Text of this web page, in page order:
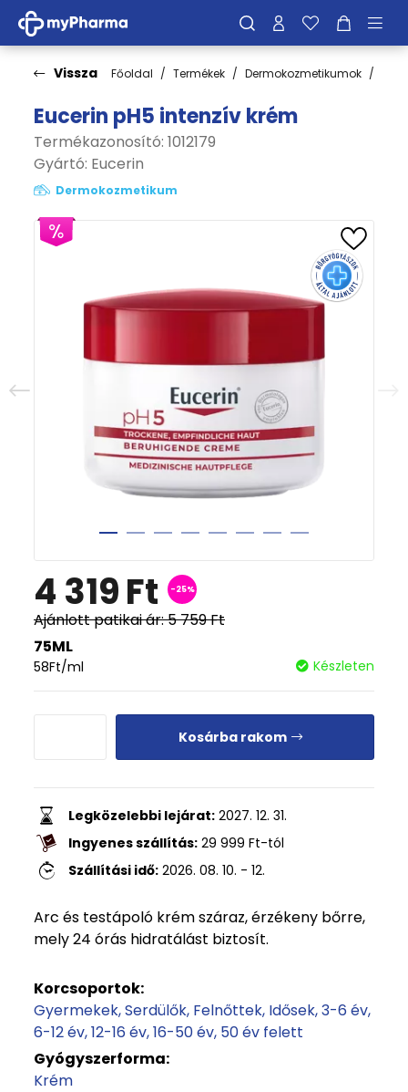
Vissza Főoldal Termékek Dermokozmetikumok
Eucerin pH5 intenzív krém
Termékazonosító: 1012179
Gyártó: Eucerin
Dermokozmetikum
4 319Ft -25%
Ajánlott patikai ár:5 759Ft
75ML
58Ft/ml Készleten
Kosárba rakom
Legközelebbi lejárat: 2027. 12. 31.
Ingyenes szállítás: 29 999 Ft-tól
Szállítási idő: 2026. 08. 10. - 12.
Arc és testápoló krém száraz, érzékeny bőrre,
mely 24 órás hidratálást biztosít.
Korcsoportok:
Gyermekek Serdülők Felnőttek Idősek 3-6 év
6-12 év 12-16 év 16-50 év 50 év felett
Gyógyszerforma:
Krém